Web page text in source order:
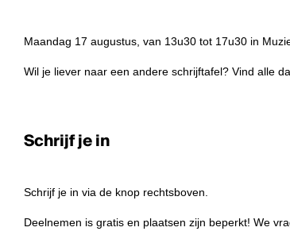
Maandag 17 augustus, van 13u30 tot 17u30 in
Wil je liever naar een andere schrijftafel? Vind alle
Schrijf je in
Schrijf je in via de knop rechtsboven.
Deelnemen is gratis en plaatsen zijn beperkt! We